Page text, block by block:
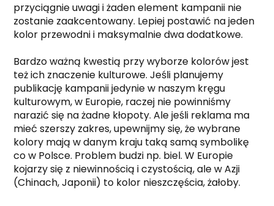
przyciągnie uwagi i żaden element kampanii nie
zostanie zaakcentowany. Lepiej postawić na jeden
kolor przewodni i maksymalnie dwa dodatkowe.
Bardzo ważną kwestią przy wyborze kolorów jest
też ich znaczenie kulturowe. Jeśli planujemy
publikację kampanii jedynie w naszym kręgu
kulturowym, w Europie, raczej nie powinniśmy
narazić się na żadne kłopoty. Ale jeśli reklama ma
mieć szerszy zakres, upewnijmy się, że wybrane
kolory mają w danym kraju taką samą symbolikę
co w Polsce. Problem budzi np. biel. W Europie
kojarzy się z niewinnością i czystością, ale w Azji
(Chinach, Japonii) to kolor nieszczęścia, żałoby.